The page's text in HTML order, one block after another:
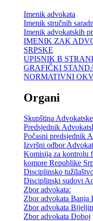
Imenik advokata
Imenik stručnih
Imenik advokatskih
IMENIK ZAK
SRPSKE
UPISNIK B
GRAFIČKI
NORMATIVNI
Organi
Skupština
Predsjednik
Počasni predsjednik
Izvršni odbor
Komisija za kontrolu
komore Republike
Disciplinsko
Disciplinski sudovi
Zbor advokata:
Zbor advokata Banja
Zbor advokata
Zbor advokata Doboj